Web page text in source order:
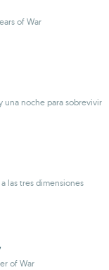
of War
una noche para sobrevivir
las tres dimensiones
of War